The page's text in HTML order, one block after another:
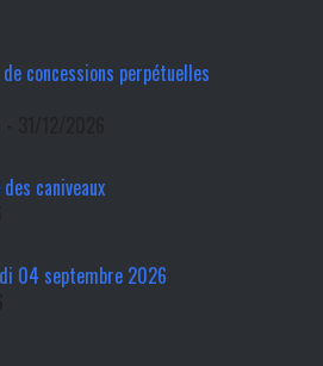
de concessions perpétuelles
caniveaux
04 septembre 2026